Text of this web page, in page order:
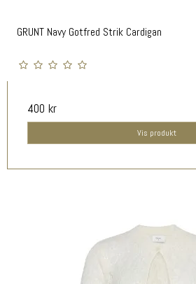
GRUNT Navy Gotfred Strik Cardigan
400 kr
Vis produkt